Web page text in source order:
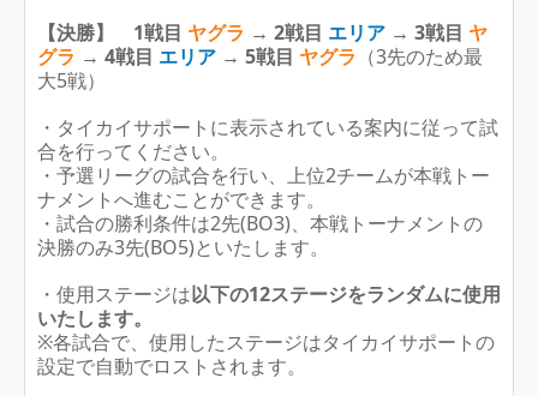
【決勝】
1戦目 ヤグラ → 2戦目 エリア → 3戦目 ヤ
グラ → 4戦目 エリア → 5戦目 ヤグラ （3先のため最
大5戦）
・タイカイサポートに表示されている案内に従って試
合を行ってください。
・予選リーグの試合を行い、上位2チームが本戦トー
ナメントへ進むことができます。
・試合の勝利条件は2先(BO3)、本戦トーナメントの
決勝のみ3先(BO5)といたします。
・使用ステージは以下の12ステージをランダムに使用
いたします。
※各試合で、使用したステージはタイカイサポートの
設定で自動でロストされます。